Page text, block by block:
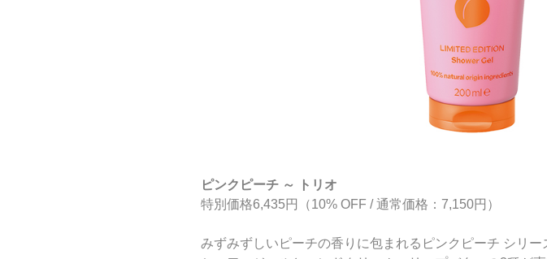
ピンクピーチ ～ トリオ
特別価格6,435円（10% OFF / 通常価格：7,150円）
みずみずしいピーチの香りに包まれるピンクピーチ シリー